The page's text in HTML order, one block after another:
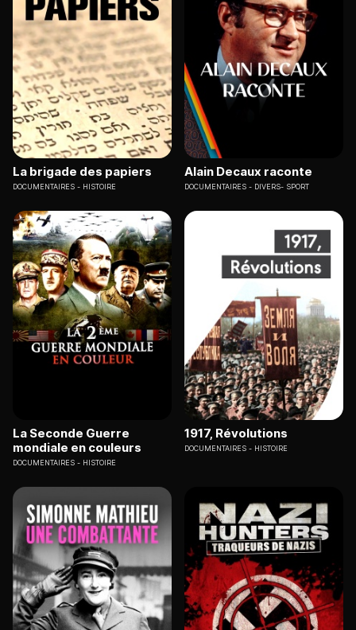
La brigade des papiers
DOCUMENTAIRES HISTOIRE
Alain Decaux raconte
DOCUMENTAIRES DIVERS- SPORT
La Seconde Guerre
mondiale en couleurs
DOCUMENTAIRES HISTOIRE
1917, Révolutions
DOCUMENTAIRES HISTOIRE